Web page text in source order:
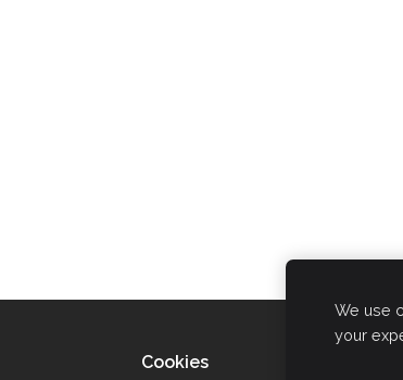
Cookies
We use
your